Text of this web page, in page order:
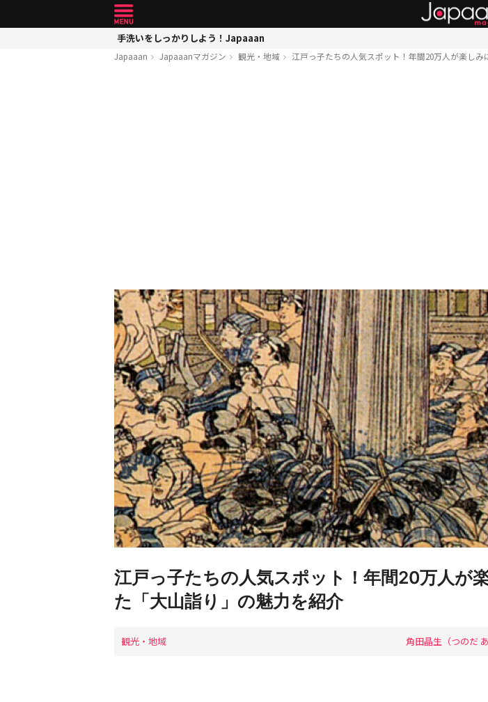
手洗いをしっかりしよう！Japaaan
Japaaan Japaaanマガジン 観光・地域 江戸っ子たちの人気スポット！年間20万人が楽し
江戸っ子たちの人気スポット！年間20万人が
た「大山詣り」の魅力を紹介
観光・地域 角田晶生（つのだ あ